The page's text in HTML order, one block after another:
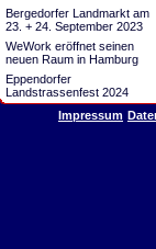
Bergedorfer Landmarkt am
23. + 24. September 2023
WeWork eröffnet seinen
neuen Raum in Hamburg
Eppendorfer
Landstrassenfest 2024
Impressum